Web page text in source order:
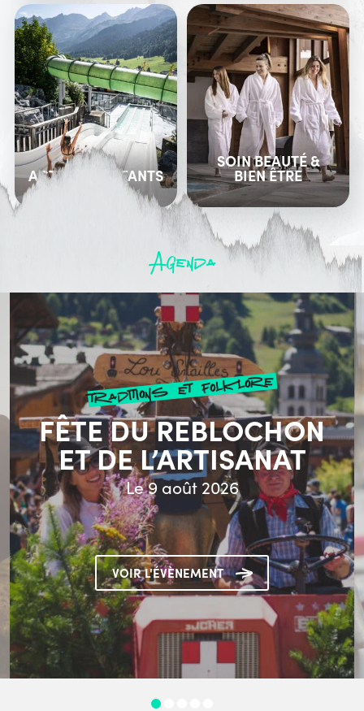
ACTIVITÉS ENFANTS
SOIN BEAUTÉ &
BIEN ÊTRE
Agenda
traditions et folklore
FÊTE DU REBLOCHON
ET DE L’ARTISANAT
Le 9 août 2026
VOIR L'ÉVÈNEMENT